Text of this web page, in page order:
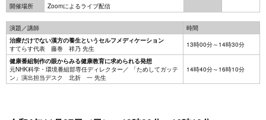
開催場所
Zoomによるライブ配信
演題／講師
時間
治療だけでない漢方の養生というセルフメディケーション
すてらす代表 藤巻 祥乃 先生
13時00分～14時30分
健康番組制作の眼からみる健康教育に求められる発想
元NHK科学・環境番組部専任ディレクター／ 「ためしてガッテ
ン」演出担当デスク 北折 一 先生
14時40分～16時10分